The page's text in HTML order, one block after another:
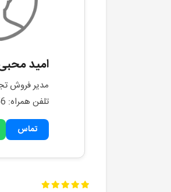
امید
مدیر فروش
تلفن همراه: 0910 229 7556
تماس